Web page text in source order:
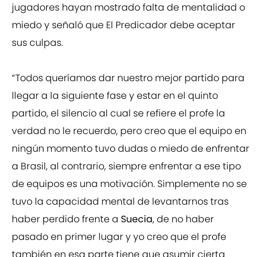
jugadores hayan mostrado falta de mentalidad o
miedo y señaló que El Predicador debe aceptar
sus culpas.
“Todos queríamos dar nuestro mejor partido para
llegar a la siguiente fase y estar en el quinto
partido, el silencio al cual se refiere el profe la
verdad no le recuerdo, pero creo que el equipo en
ningún momento tuvo dudas o miedo de enfrentar
a Brasil, al contrario, siempre enfrentar a ese tipo
de equipos es una motivación. Simplemente no se
tuvo la capacidad mental de levantarnos tras
haber perdido frente a Suecia, de no haber
pasado en primer lugar y yo creo que el profe